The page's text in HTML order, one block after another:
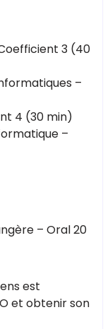
3 (40
–
4 (30 min)
–
– Oral 20
est
et obtenir son